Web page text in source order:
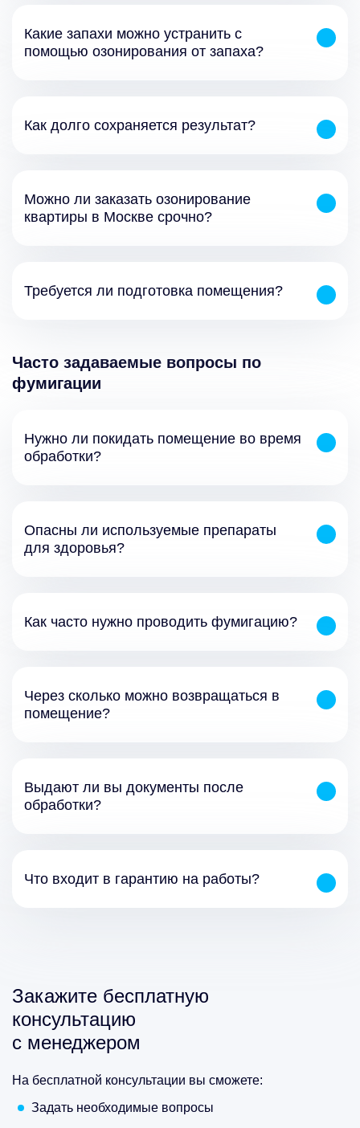
Какие запахи можно устранить с
помощью озонирования от запаха?
Как долго сохраняется результат?
Можно ли заказать озонирование
квартиры в Москве срочно?
Требуется ли подготовка помещения?
Часто задаваемые вопросы по
фумигации
Нужно ли покидать помещение во время
обработки?
Опасны ли используемые препараты
для здоровья?
Как часто нужно проводить фумигацию?
Через сколько можно возвращаться в
помещение?
Выдают ли вы документы после
обработки?
Что входит в гарантию на работы?
Закажите бесплатную
консультацию
с менеджером
На бесплатной консультации вы сможете:
Задать необходимые вопросы